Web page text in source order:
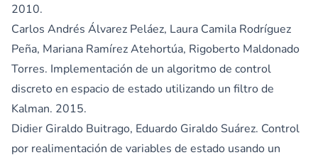
2010.
Carlos Andrés Álvarez Peláez, Laura Camila Rodríguez
Peña, Mariana Ramírez Atehortúa, Rigoberto Maldonado
Torres. Implementación de un algoritmo de control
discreto en espacio de estado utilizando un filtro de
Kalman. 2015.
Didier Giraldo Buitrago, Eduardo Giraldo Suárez. Control
por realimentación de variables de estado usando un